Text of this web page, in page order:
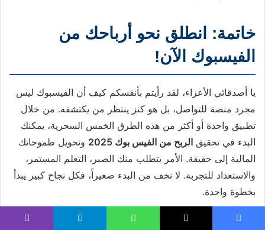
خاتمة: انطلق نحو أرباحك من
الفيسبوك الآن!
يا أصدقائي الأعزاء، لقد رأيتم بأنفسكم كيف أن الفيسبوك ليس
مجرد منصة للتواصل، بل هو كنز ينتظر من يكتشفه. من خلال
تطبيق واحدة أو أكثر من هذه الطرق الخمس السحرية، يمكنك
البدء في تحقيق الربح من الفيس بوك 2025
وتحويل طموحاتك
المالية إلى حقيقة. الأمر يتطلب منك الصبر، التعلم المستمر،
والاستعداد للتجربة. لا تخف من البدء صغيراً، فكل نجاح كبير يبدأ
بخطوة واحدة.
تذكر دائماً أن القيمة التي تقدمها لجمهورك هي مفتاح النجاح. ابنِ